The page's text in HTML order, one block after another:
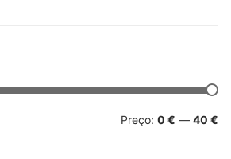
Preço: 0 € — 40 €